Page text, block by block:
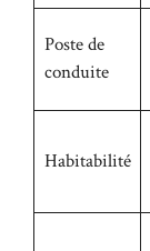
Poste de
conduite
Habitabilité